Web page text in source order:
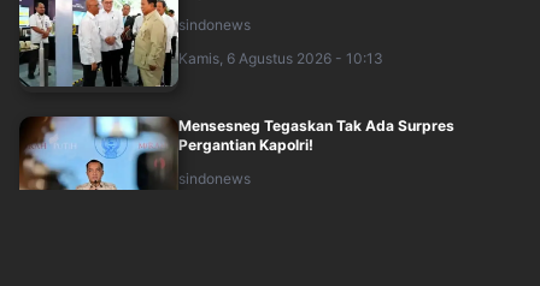
sindonews
Kamis, 6 Agustus 2026 - 10:13
Mensesneg Tegaskan Tak Ada Surpres
Pergantian Kapolri!
sindonews